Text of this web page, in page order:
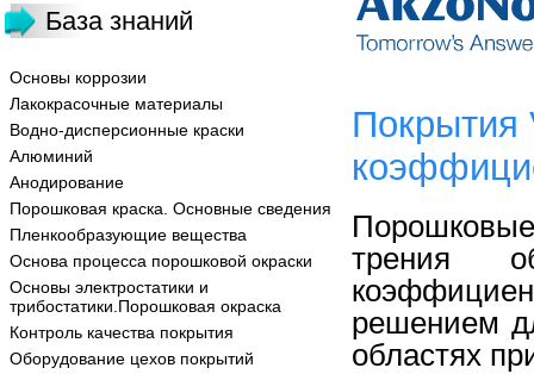
База знаний
Основы коррозии
Лакокрасочные материалы
Водно-дисперсионные краски
Алюминий
Анодирование
Порошковая краска. Основные сведения
Пленкообразующие вещества
Основа процесса порошковой окраски
Основы электростатики и
трибостатики.Порошковая окраска
Контроль качества покрытия
Оборудование цехов покрытий
Покрытия
трения
решением
областях